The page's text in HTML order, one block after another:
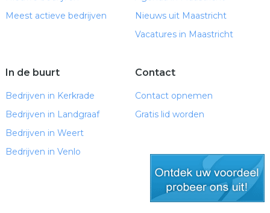
Meest actieve bedrijven
Nieuws uit Maastricht
Vacatures in Maastricht
In de buurt
Bedrijven in Kerkrade
Bedrijven in Landgraaf
Bedrijven in Weert
Bedrijven in Venlo
Contact
Contact opnemen
Gratis lid worden